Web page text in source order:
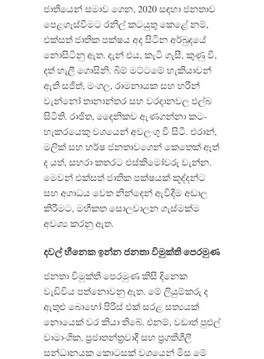
ජාතියෙන් සමාව ගෙන, 2020 සඳහා ජනතාව
පෙළගැස්වීමට රනිල් කටයුතු කෙළේ නම්,
එක්සත් ජාතික පක්ෂය අද සිටින අර්බුදයේ
නොසිටිනු ඇත. දැන් එය, කැටි ගැසී, කුණු වී,
දත් හැලී ගොසිනි. බිම් මට්ටමේ හැකියාවන්
ඇති සජිත්, මංගල, රාමනායක සහ හරීන්
වැන්නෝ තානාන්තර සහ වරදානවල එල්බ
සිටිති. රාජිත, දෛනිකව ඇණගන්නා කට-
හැකරයෙකු වශයෙන් අවලංගු වී සිටී. එරාන්,
මලික් සහ හර්ෂ ජනතාවගෙන් කෙතෙක් ඈත්
ද යත්, සහරා කතරට එස්කිමෝවරු වැන්න.
මෙවන් එක්සත් ජාතික පක්ෂයක් කූද්දන්ට
සහ අගාධය වෙත නින්දෙන් ඇවිදීම අඩාල
කිරීමට, මහීකත සොලවාලන ගැස්මක්ම
අවශ්‍ය කරනු ඇත.
දවල් හීනෙක ඉන්න ජනතා විමුක්ති පෙරමුණ
ජනතා විමුක්ති පෙරමුණ කිසි දිනෙක
වැඩිවිය පත්නොවනු ඇත. මේ ලියුම්කරු ද
ඇතුළු බොහෝ පිරිස් එක් සරළ සත්‍යයක්
නොයෙක් වර කියා තිබේ. එනම්, වඩාත් පුළුල්
වාමාංශික, ප‍්‍රජාතන්ත‍්‍රවාදී සහ ප‍්‍රගතිශීලී
සන්ධානයක කොටසක් වශයෙන් මිස මේ